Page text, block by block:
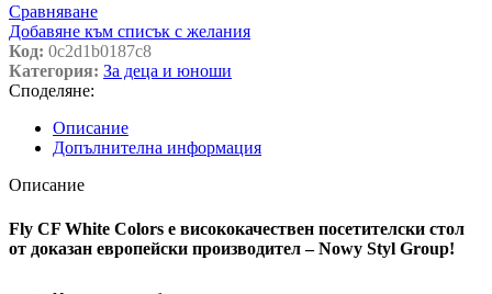
Сравняване
Добавяне към списък с желания
Код: 0c2d1b0187c8
Категория: За деца и юноши
Споделяне:
Описание
Допълнителна информация
Описание
Fly CF White Colors e висококачествен посетителски стол
от доказан европейски производител – Nowy Styl Group!